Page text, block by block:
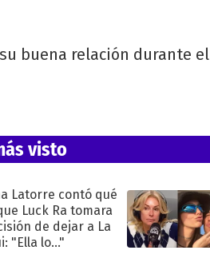
buena relación durante el
visto
Latorre contó qué
Luck Ra tomara
de dejar a La
"Ella lo..."